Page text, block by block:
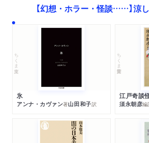
【幻想・ホラー・怪談……】涼
ちくま文庫
氷
アンナ・カヴァン著山田和子訳
ちくま学芸文庫
江戸奇談
須永朝彦編